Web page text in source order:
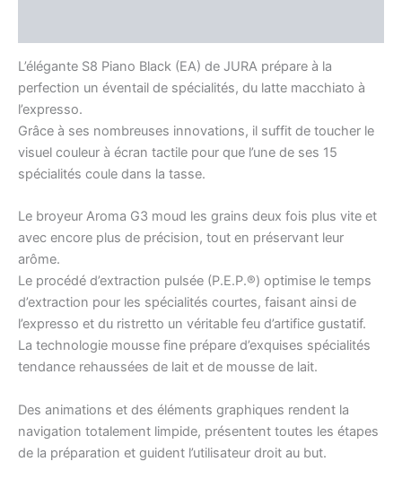
L’élégante S8 Piano Black (EA) de JURA prépare à la
perfection un éventail de spécialités, du latte macchiato à
l’expresso.
Grâce à ses nombreuses innovations, il suffit de toucher le
visuel couleur à écran tactile pour que l’une de ses 15
spécialités coule dans la tasse.
Le broyeur Aroma G3 moud les grains deux fois plus vite et
avec encore plus de précision, tout en préservant leur
arôme.
Le procédé d’extraction pulsée (P.E.P.®) optimise le temps
d’extraction pour les spécialités courtes, faisant ainsi de
l’expresso et du ristretto un véritable feu d’artifice gustatif.
La technologie mousse fine prépare d’exquises spécialités
tendance rehaussées de lait et de mousse de lait.
Des animations et des éléments graphiques rendent la
navigation totalement limpide, présentent toutes les étapes
de la préparation et guident l’utilisateur droit au but.